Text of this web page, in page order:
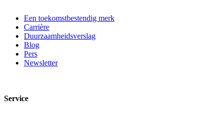
Een toekomstbestendig merk
Carrière
Duurzaamheidsverslag
Blog
Pers
Newsletter
Service